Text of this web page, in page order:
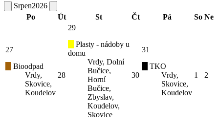
Srpen2026
Po
Út St Čt Pá So Ne
27
Bioodpad
Vrdy,
Skovice,
Koudelov
28
29
Plasty - nádoby u
domu
Vrdy, Dolní
Bučice,
Horní
Bučice,
Zbyslav,
Koudelov,
Skovice
30
31
TKO
Vrdy,
Skovice,
Koudelov
1 2